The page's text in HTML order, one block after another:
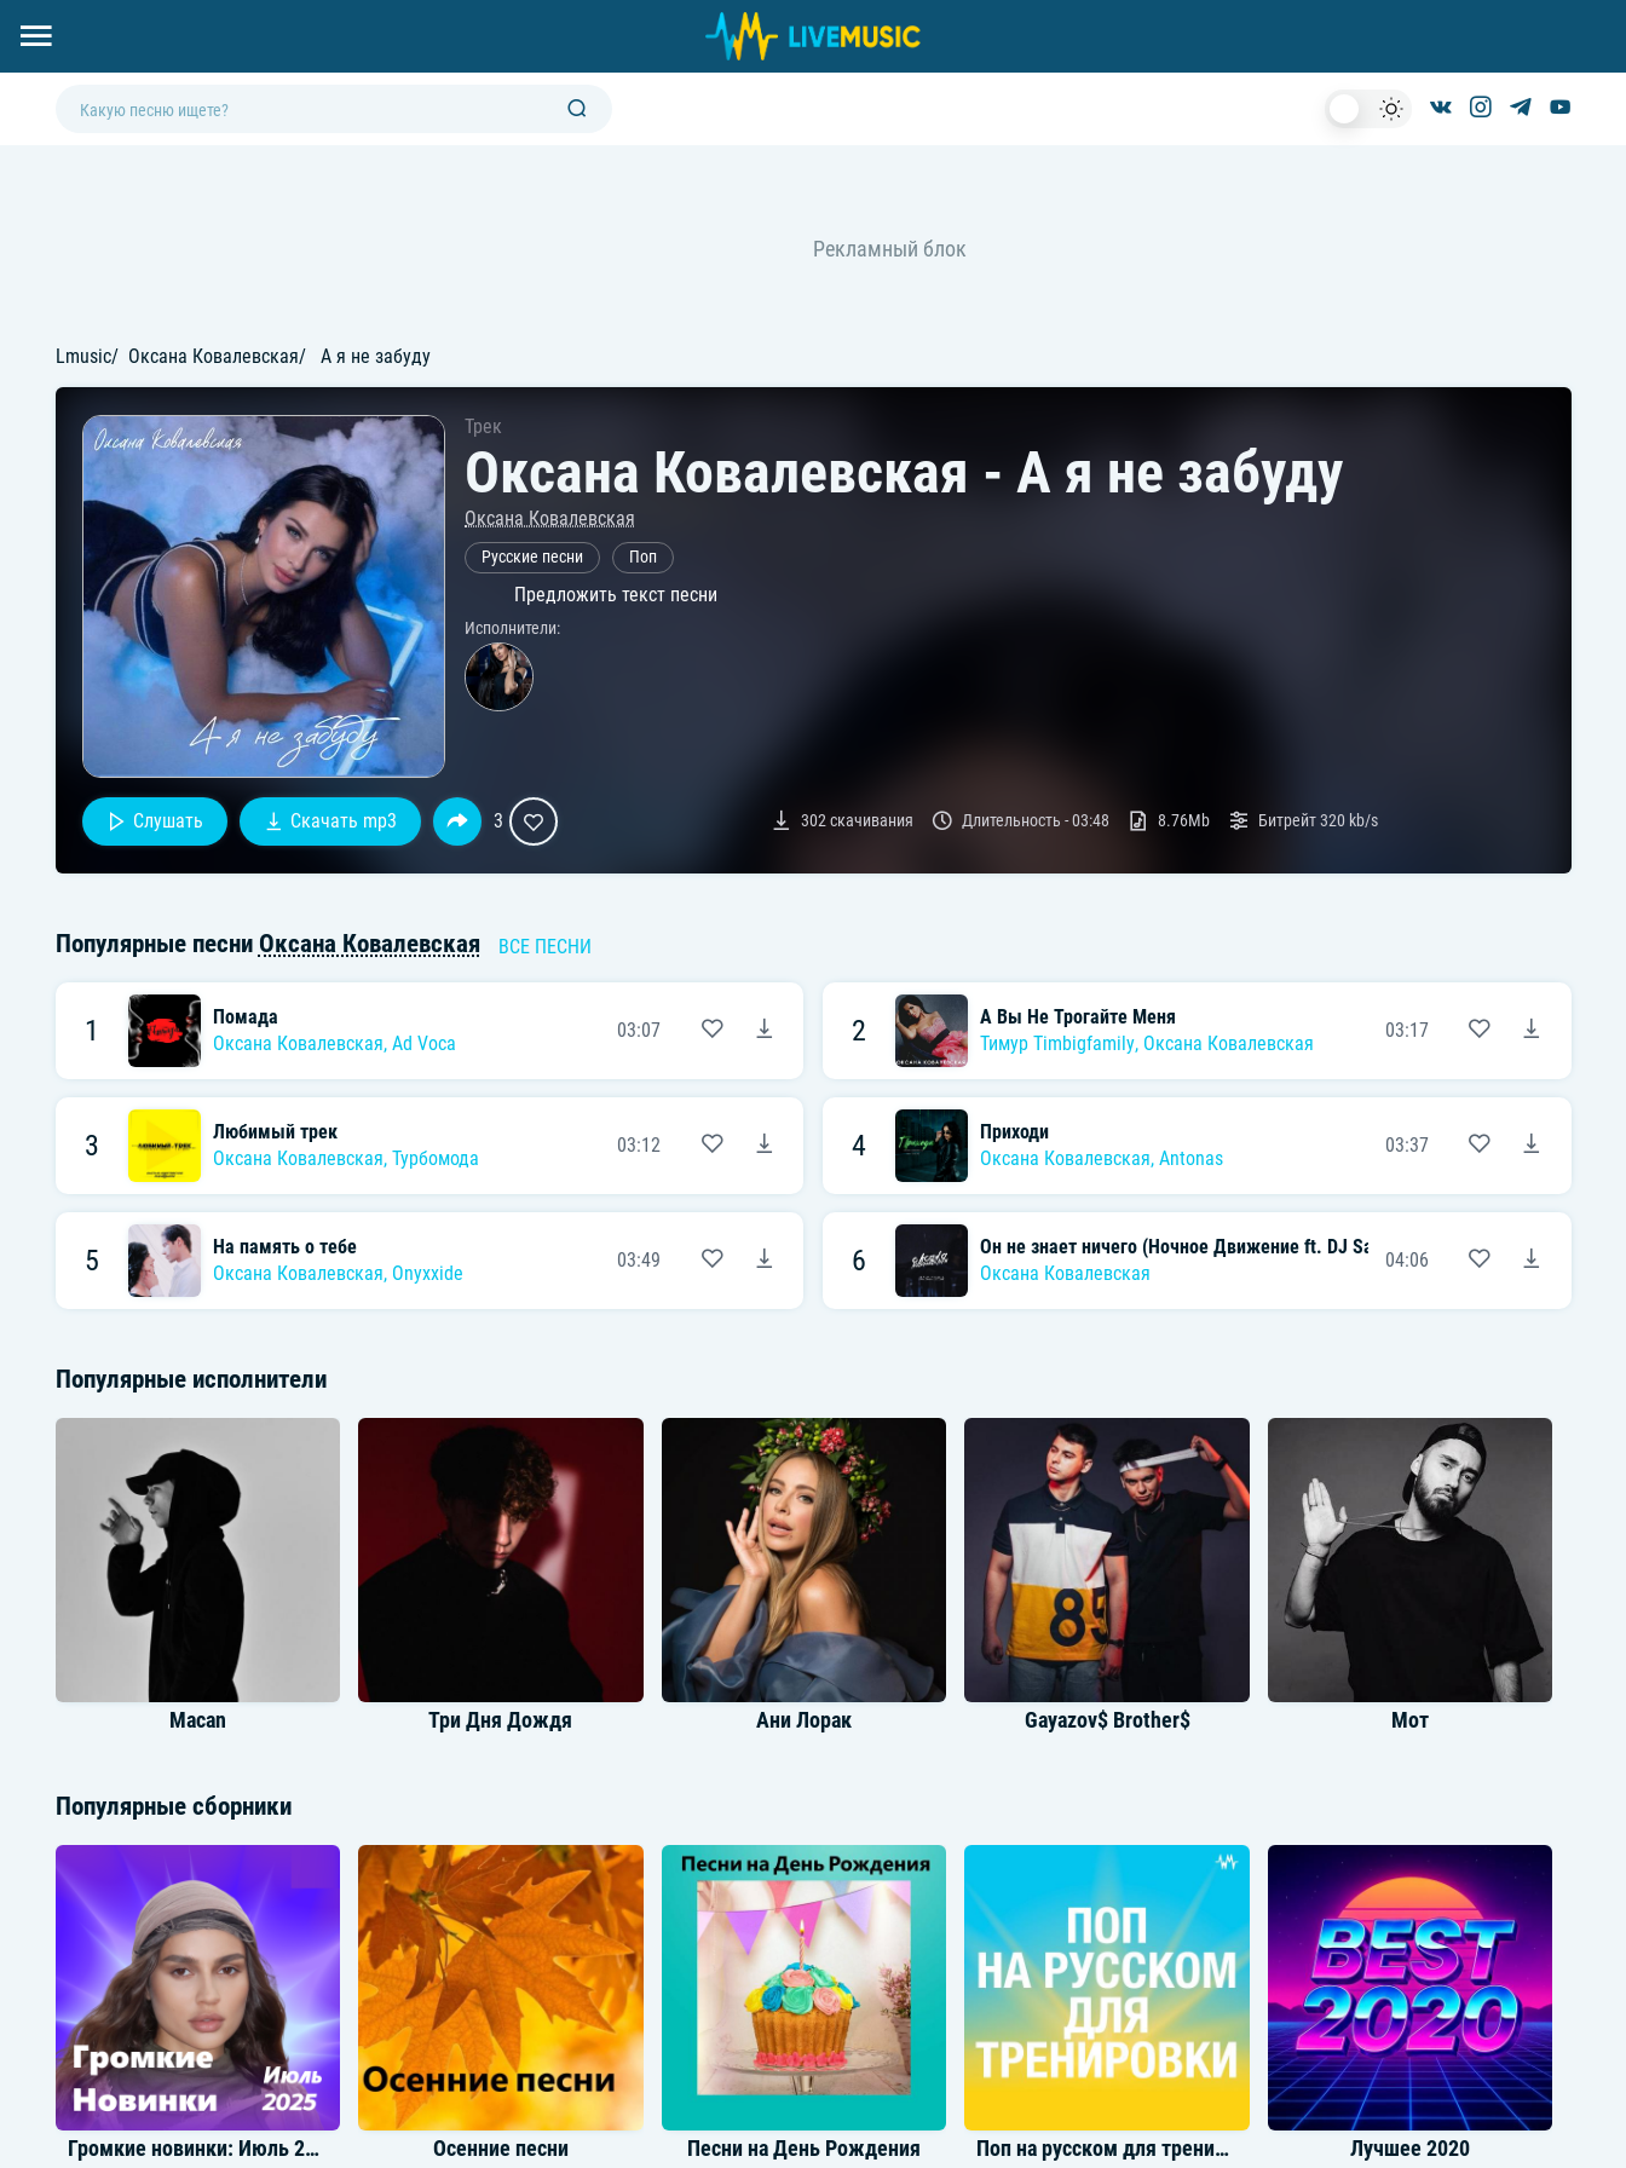
Lmusic Оксана Ковалевская А я не забуду
Трек
Оксана Ковалевская - А я не забуду
Оксана Ковалевская
Русские песни Поп
Предложить текст песни
Исполнители:
Слушать Скачать mp3 3 302скачивания Длительность -03:48 8.76Mb Битрейт320 kb/s
Популярные песни Оксана Ковалевская ВСЕ ПЕСНИ
1
Помада
Оксана Ковалевская, Ad Voca
03:07 2
А Вы Не Трогайте Меня
Тимур Timbigfamily, Оксана Ковалевская
03:17
3
Любимый трек
Оксана Ковалевская, Турбомода
03:12 4
Приходи
Оксана Ковалевская, Antonas
03:37
5
На память о тебе
Оксана Ковалевская, Onyxxide
03:49 6
Он не знает ничего (Ночное Движение ft. DJ Safiter Remix)
Оксана Ковалевская
04:06
Популярные исполнители
Macan Три Дня Дождя Ани Лорак Gayazov$ Brother$ Мот
Jony Люся Чеботина Loboda Miyagi Shaman
Популярные сборники
Громкие новинки: Июль 2025 Осенние песни Песни на День Рождения Поп на русском для тренировки Лучшее 2020